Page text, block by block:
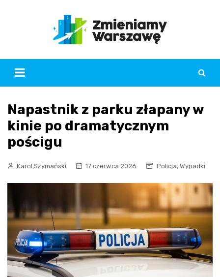
Napastnik z parku złapany w
kinie po dramatycznym
pościgu
Karol Szymański 17 czerwca 2026 Policja, Wypadki